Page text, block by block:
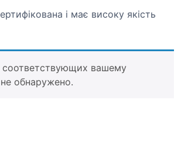
і має високу якість
соответствующих вашему
обнаружено.